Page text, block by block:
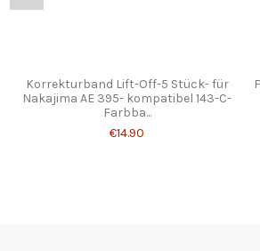
Korrekturband Lift-Off-5 Stück- für
Nakajima AE 395- kompatibel 143-C-
Farbba...
€14.90